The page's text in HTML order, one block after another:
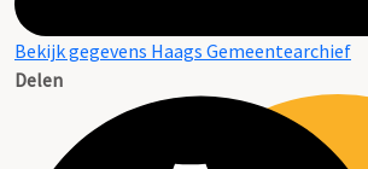
Bekijk gegevens Haags Gemeentearchief
Delen